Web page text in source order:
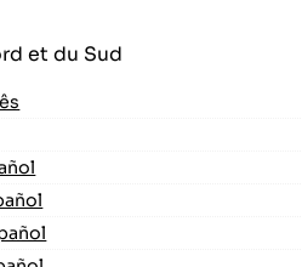
et du Sud